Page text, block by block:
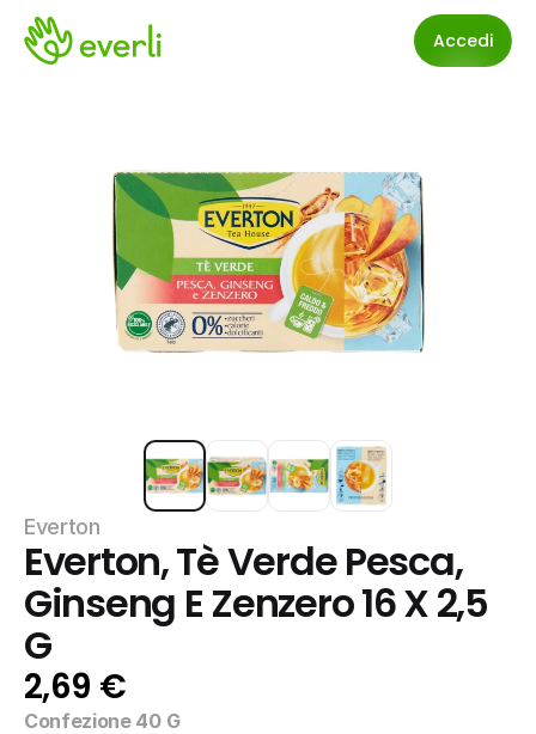
Accedi
Everton
Everton, Tè Verde Pesca,
Ginseng E Zenzero 16 X 2,5
G
2,69 €
Confezione 40 G